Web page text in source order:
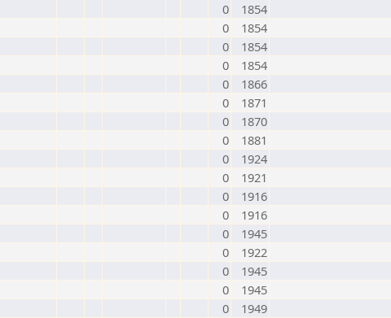
0
1854
0
1854
0
1854
0
1854
0
1866
0
1871
0
1870
0
1881
0
1924
0
1921
0
1916
0
1916
0
1945
0
1922
0
1945
0
1945
0
1949